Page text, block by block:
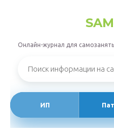
Онлайн-журнал для
ИП